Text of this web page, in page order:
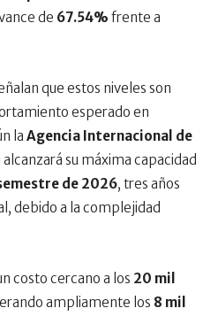
de 67.54% frente a
que estos niveles son
esperado en
la Agencia Internacional de
su máxima capacidad
de 2026, tres años
debido a la complejidad
costo cercano a los 20 mil
ampliamente los 8 mil